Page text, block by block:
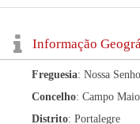
Informação
Freguesia: Nossa
Concelho: Campo
Distrito: Portalegre